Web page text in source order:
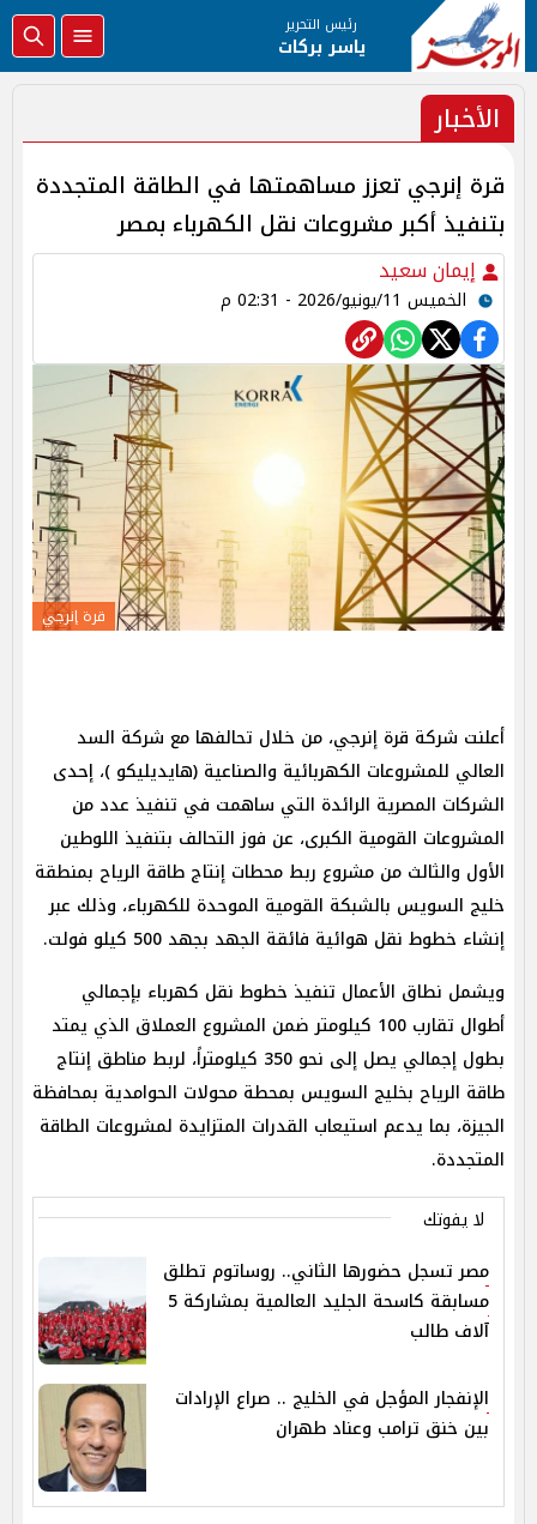
رئيس التحرير
ياسر بركات
الأخبار
قرة إنرجي تعزز مساهمتها في الطاقة المتجددة
بتنفيذ أكبر مشروعات نقل الكهرباء بمصر
إيمان سعيد
الخميس 11/يونيو/2026 - 02:31 م
قرة إنرجي
أعلنت شركة قرة إنرجي، من خلال تحالفها مع شركة السد
العالي للمشروعات الكهربائية والصناعية (هايديليكو )، إحدى
الشركات المصرية الرائدة التي ساهمت في تنفيذ عدد من
المشروعات القومية الكبرى، عن فوز التحالف بتنفيذ اللوطين
الأول والثالث من مشروع ربط محطات إنتاج طاقة الرياح بمنطقة
خليج السويس بالشبكة القومية الموحدة للكهرباء، وذلك عبر
إنشاء خطوط نقل هوائية فائقة الجهد بجهد 500 كيلو فولت.
ويشمل نطاق الأعمال تنفيذ خطوط نقل كهرباء بإجمالي
أطوال تقارب 100 كيلومتر ضمن المشروع العملاق الذي يمتد
بطول إجمالي يصل إلى نحو 350 كيلومتراً، لربط مناطق إنتاج
طاقة الرياح بخليج السويس بمحطة محولات الحوامدية بمحافظة
الجيزة، بما يدعم استيعاب القدرات المتزايدة لمشروعات الطاقة
المتجددة.
لا يفوتك
مصر تسجل حضورها الثاني.. روساتوم تطلق
مسابقة كاسحة الجليد العالمية بمشاركة 5
آلاف طالب
الإنفجار المؤجل في الخليج .. صراع الإرادات
بين خنق ترامب وعناد طهران